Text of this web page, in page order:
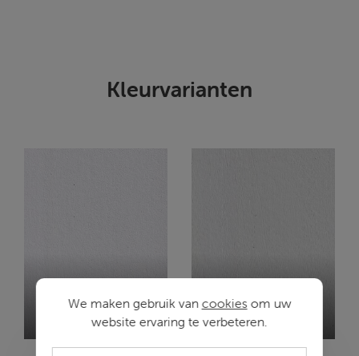
Kleurvarianten
NATIVEBIO NATIVEBIO
NCS
We maken gebruik van cookiesom uw
website ervaring te verbeteren.